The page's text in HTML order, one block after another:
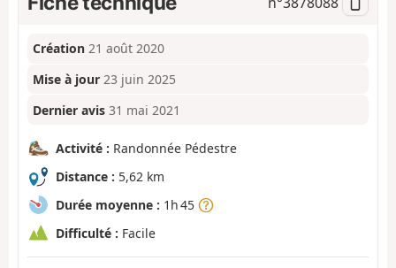
Création 21 août 2020
Mise à jour 23 juin 2025
Dernier avis 31 mai 2021
Activité : Randonnée Pédestre
Distance : 5,62 km
Durée moyenne : 1h 45
Difficulté : Facile